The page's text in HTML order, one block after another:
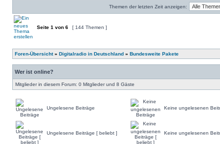
Themen der letzten Zeit anzeigen:
Seite 1 von 6 [ 144 Themen ]
Foren-Übersicht» Digitalradio in Deutschland » Bundesweite Pakete
Wer ist online?
Mitglieder in diesem Forum: 0 Mitglieder und 8 Gäste
Ungelesene Beiträge Keine ungelesenen
Ungelesene Beiträge [ beliebt ] Keine ungelesenen